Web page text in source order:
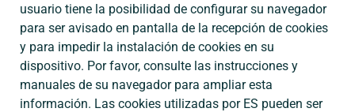
usuario tiene la posibilidad de configurar su navegador
para ser avisado en pantalla de la recepción de cookies
y para impedir la instalación de cookies en su
dispositivo. Por favor, consulte las instrucciones y
manuales de su navegador para ampliar esta
información. Las cookies utilizadas por ES pueden ser